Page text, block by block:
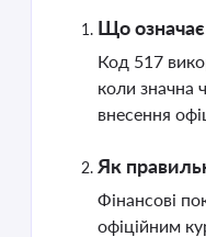
Що означає
Код 517
коли значна
внесення
Як
Фінансові
офіційним